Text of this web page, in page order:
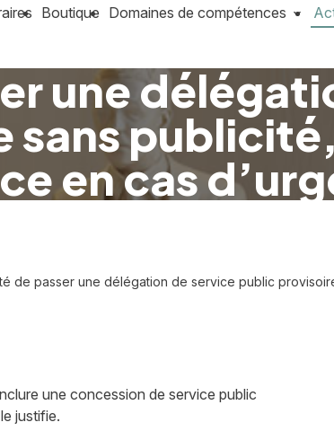
Boutique Domaines de compétences
une
en cas
de passer une délégation de service public
une concession de service public
justifie.